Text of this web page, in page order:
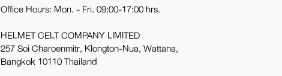
Office Hours: Mon. - Fri. 09:00-17:00 hrs.
HELMET CELT COMPANY LIMITED
257 Soi Charoenmitr, Klongton-Nua, Wattana,
Bangkok 10110 Thailand